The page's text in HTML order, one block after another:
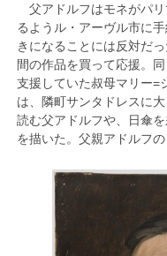
父アドルフはモネがパリ
るようル・アーヴル市に
きになることには反対だ
間の作品を買って応援。
支援していた叔母マリー=
は、隣町サンタドレスに
読む父アドルフや、日傘
を描いた。父親アドルフ